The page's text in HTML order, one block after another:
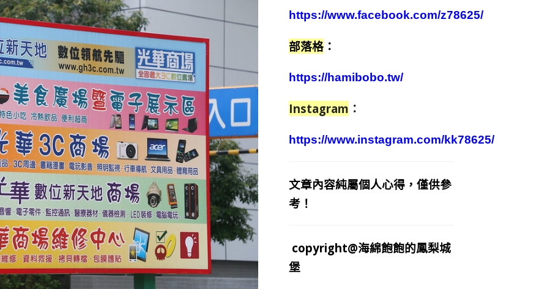
https://www.facebook.com/z78625/
部落格 ：
https://hamibobo.tw/
Instagram ：
https://www.instagram.com/kk78625/
文章內容純屬個人心得，僅供參
考！
copyright@海綿飽飽的鳳梨城
堡